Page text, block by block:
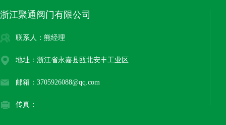
浙江聚通阀门有限公司
联系人：熊经理
地址：浙江省永嘉县瓯北安丰工业区
邮箱：3705926088@qq.com
传真：